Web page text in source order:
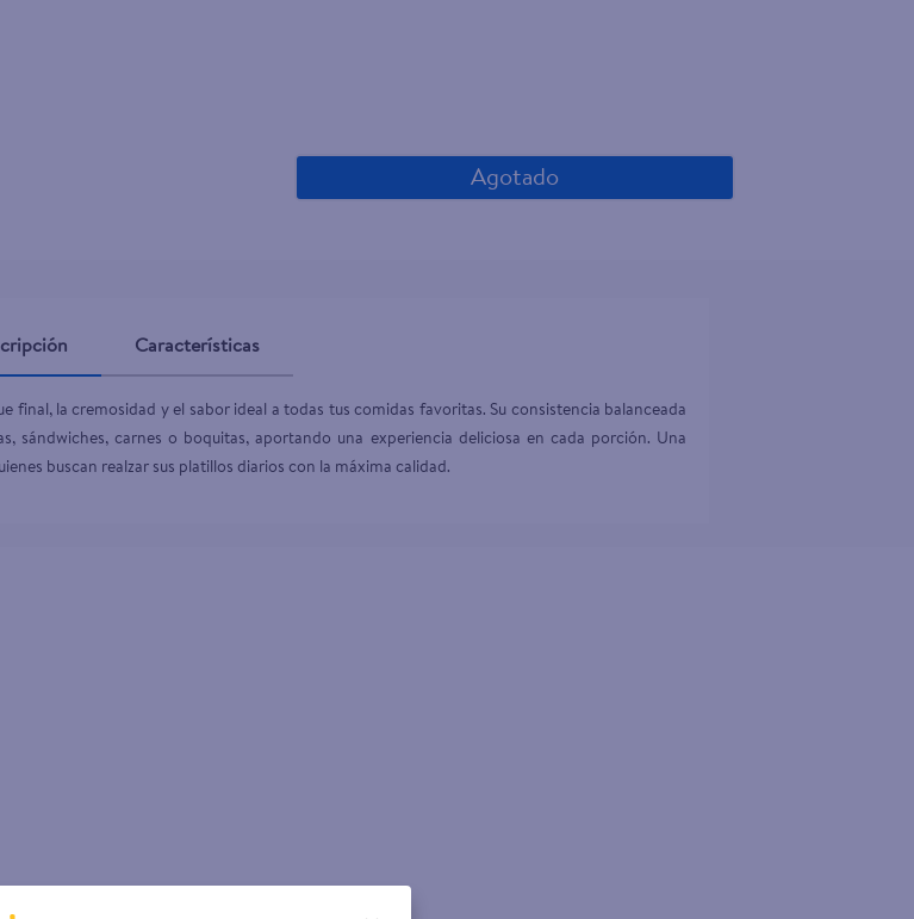
Agotado
Características
final, la cremosidad y el sabor ideal a todas tus comidas favoritas. Su consistencia balanceada
sándwiches, carnes o boquitas, aportando una experiencia deliciosa en cada porción. Una
buscan realzar sus platillos diarios con la máxima calidad.